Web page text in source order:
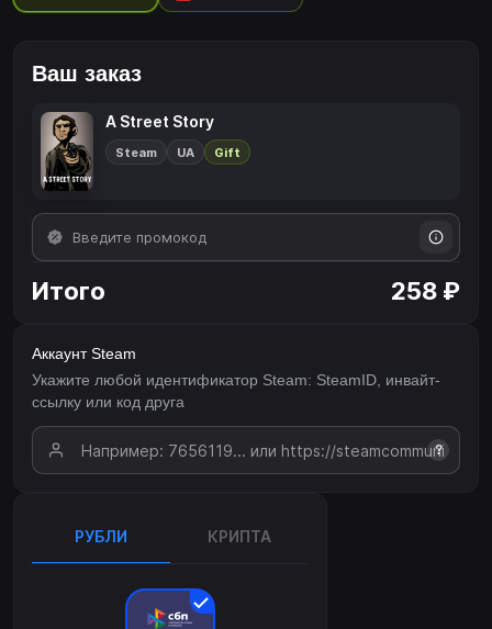
Ваш заказ
A Street Story
Steam UA Gift
Итого 258 ₽
Аккаунт Steam
Укажите любой идентификатор Steam: SteamID, инвайт-
ссылку или код друга
?
РУБЛИ КРИПТА